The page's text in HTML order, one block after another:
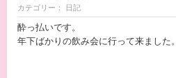
カテゴリー： 日記
酔っ払いです。
年下ばかりの飲み会に行って来ました。